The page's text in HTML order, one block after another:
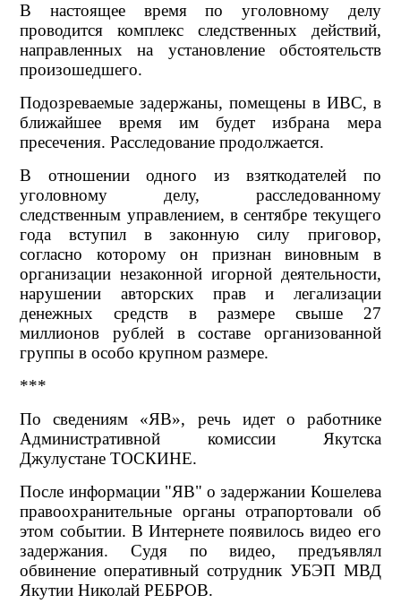
В настоящее время по уголовному делу
проводится комплекс следственных действий,
направленных на установление обстоятельств
произошедшего.
Подозреваемые задержаны, помещены в ИВС, в
ближайшее время им будет избрана мера
пресечения. Расследование продолжается.
В отношении одного из взяткодателей по
уголовному делу, расследованному
следственным управлением, в сентябре текущего
года вступил в законную силу приговор,
согласно которому он признан виновным в
организации незаконной игорной деятельности,
нарушении авторских прав и легализации
денежных средств в размере свыше 27
миллионов рублей в составе организованной
группы в особо крупном размере.
***
По сведениям «ЯВ», речь идет о работнике
Административной комиссии Якутска
Джулустане ТОСКИНЕ.
После информации "ЯВ" о задержании Кошелева
правоохранительные органы отрапортовали об
этом событии. В Интернете появилось видео его
задержания. Судя по видео, предъявлял
обвинение оперативный сотрудник УБЭП МВД
Якутии Николай РЕБРОВ.